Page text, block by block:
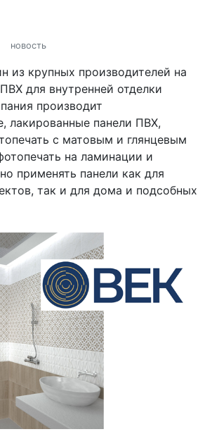
новость
из крупных производителей на
для внутренней отделки
производит
лакированные панели ПВХ,
с матовым и глянцевым
на ламинации и
применять панели как для
так и для дома и подсобных